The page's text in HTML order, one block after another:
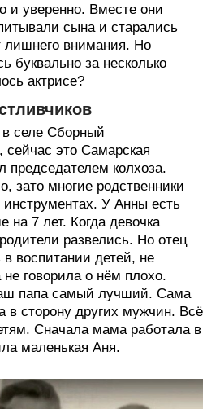
и уверенно. Вместе они
сына и старались
лишнего внимания. Но
буквально за несколько
актрисе?
селе Сборный
это Самарская
председателем колхоза.
зато многие родственники
У Анны есть
на 7 лет. Когда девочка
развелись. Но отец
воспитании детей, не
говорила о нём плохо.
папа самый лучший. Сама
в сторону других мужчин. Всё
Сначала мама работала в
маленькая Аня.